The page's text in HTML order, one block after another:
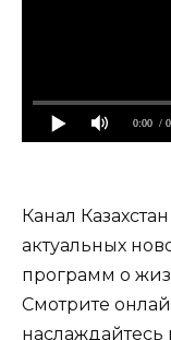
0:00 /
Канал
актуальных
программ о
Смотрите